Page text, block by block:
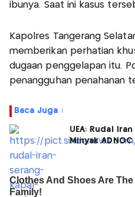
ibunya. Saat ini kasus
Kapolres Tangerang
memberikan perhatian
dugaan penggelapan itu.
penangguhan penahanan
Baca Juga :
UEA: Rudal
Minyak